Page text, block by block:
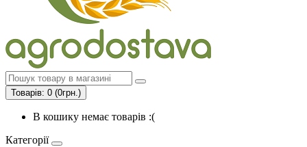
Товарів: 0 (0грн.)
В кошику немає товарів :(
Категорії